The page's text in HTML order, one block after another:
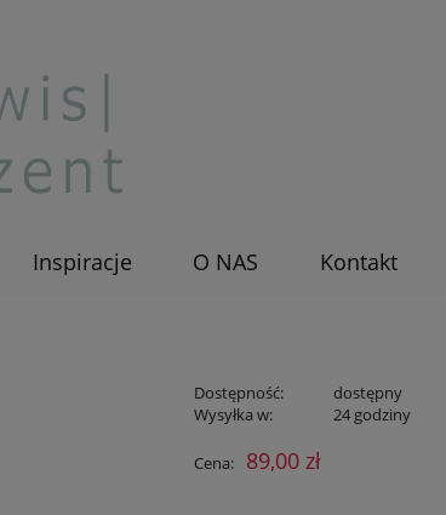
Inspiracje O NAS Kontakt
Dostępność:
dostępny
Wysyłka w:
24 godziny
Cena: 89,00 zł